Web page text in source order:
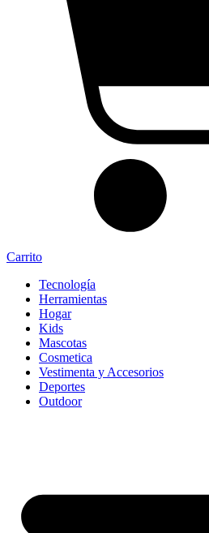
Carrito
Tecnología
Herramientas
Hogar
Kids
Mascotas
Cosmetica
Vestimenta y Accesorios
Deportes
Outdoor